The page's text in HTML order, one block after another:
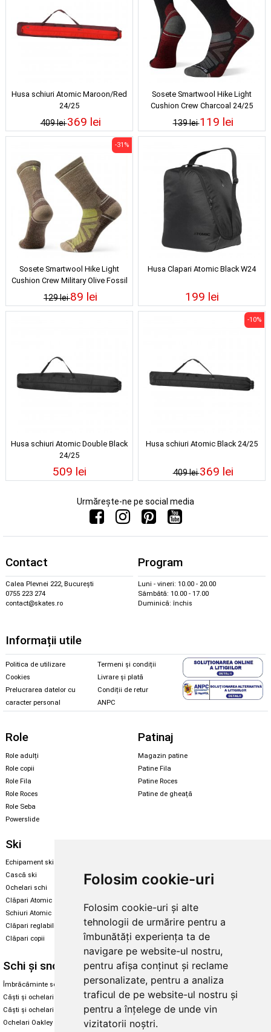
Folosim cookie-uri
Folosim cookie-uri și alte
tehnologii de urmărire pentru a
îmbunătăți experiența ta de
navigare pe website-ul nostru,
pentru afișa conținut și reclame
personalizate, pentru a analiza
traficul de pe website-ul nostru și
pentru a înțelege de unde vin
vizitatorii noștri.
Husa schiuri Atomic Maroon/Red
24/25
409 lei369 lei
Sosete Smartwool Hike Light
Cushion Crew Charcoal 24/25
139 lei119 lei
Sosete Smartwool Hike Light
Cushion Crew Military Olive Fossil
24/25
129 lei
-31%
89 lei
Husa Clapari Atomic Black W24
199 lei
Husa schiuri Atomic Double Black
24/25
509 lei
Husa schiuri Atomic Black 24/25
409 lei
-10%
369 lei
Urmărește-ne pe social media
Contact
Calea Plevnei 222, București
0755 223 274
contact@skates.ro
Program
Luni - vineri: 10.00 - 20.00
Sâmbătă: 10.00 - 17.00
Duminică: închis
Informații utile
Politica de utilizare
Cookies
Prelucrarea datelor cu
caracter personal
Termeni și condiții
Livrare și plată
Condiții de retur
ANPC
Role
Role adulți
Role copii
Role Fila
Role Roces
Role Seba
Powerslide
Patinaj
Magazin patine
Patine Fila
Patine Roces
Patine de gheață
Ski
Echipament ski
Cască ski
Ochelari schi
Clăpari Atomic
Schiuri Atomic
Clăpari reglabili
Clăpari copii
Echipament snowboard
Skate & longboard
Santa Cruz
Enuff Skateboards
Schi și snowboard
Îmbrăcăminte schi și snowboard
Căști și ochelari de iarnă
Căști și ochelari Alpina
Ochelari Oakley
Diverse
Cum aleg rolele
Cum aleg ochelarii
Ochelari de soare Oakley
Ochelari de soare Alpina